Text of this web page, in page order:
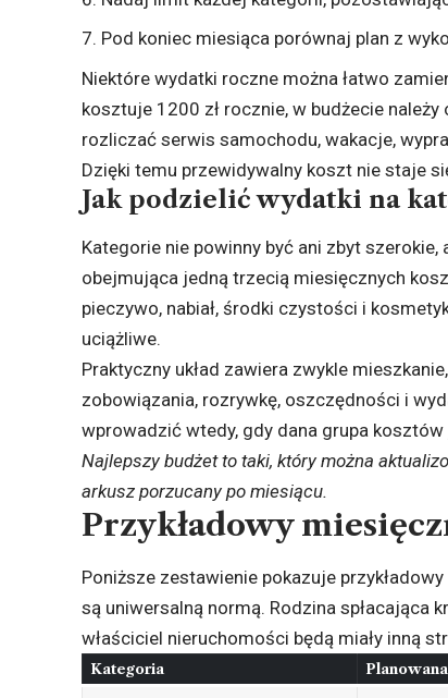
Pod koniec miesiąca porównaj plan z
Niektóre wydatki roczne można łatwo
kosztuje 1200 zł rocznie, w budżecie
rozliczać serwis samochodu, wakacje,
Dzięki temu przewidywalny koszt nie staje
Jak podzielić wydatki na
Kategorie nie powinny być ani zbyt szerokie,
obejmująca jedną trzecią miesięcznych
pieczywo, nabiał, środki czystości i
uciążliwe.
Praktyczny układ zawiera zwykle
zobowiązania, rozrywkę, oszczędności i
wprowadzić wtedy, gdy dana grupa
Najlepszy budżet to taki, który można
arkusz porzucany po miesiącu.
Przykładowy
Poniższe zestawienie pokazuje
są uniwersalną normą. Rodzina spłacająca
właściciel nieruchomości będą miały inną
Kategoria